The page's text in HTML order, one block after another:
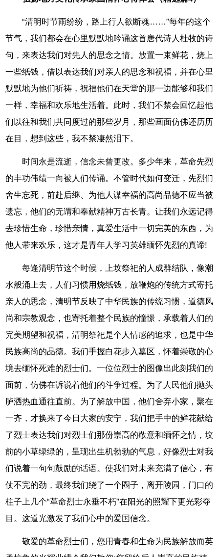
“清明时节雨纷纷，路上行人欲断魂……”每年的这个
节气，我们都会在心里默默地吟诵这首唐代诗人杜牧的诗
句，来表达我们对先人的思念之情。放置一束鲜花，烧上
一些纸钱，借以表达我们对亲人的思念和祝福，并在心里
默默地为他们祈祷，祝福他们在天堂的那一边能够和我们
一样，幸福和欢乐地生活着。此时，我们不禁会回忆起他
们以往和我们共同度过的那些岁月，那些画面仿佛还历历
在目，想到这些，我不禁凄然泪下。
时间永是流逝，信念未曾更改。多少年来，革命先烈
的丰功伟绩一向被人们传诵。不管时代如何变迁，先烈们
舍生忘死，前赴后继、为他人谋幸福的高尚品德不应当被
遗忘，他们的无谓和奉献精神万古长青。让我们永远记得
去珍惜生命，珍惜亲情，真爱生活中一切完美的东西，为
他人带来欢乐，这才是青年人学习英雄缅怀先烈的真谛!
每逢清明节这个时候，上坟祭祀的人成群结队，像潮
水般涌上去，人们习惯用烧纸钱，放鞭炮的传统方式寄托
亲人的思念，清明节反映了中华民族的传统习惯，道德风
尚和宗教观念，也寄托着整个民族的憧憬，承载着人们的
完美期望和祝福，清明祭祀是个人情感的追求，也是中华
民族高尚的品德。我们手握白花步入墓区，怀着崇敬的心
境去缅怀死难的烈士们。一位位烈士的图像出此刻我们的
面前，仿佛在诉说着他们的斗争过程。为了人民他们抛头
胪洒热血通往直前。为了解放中国，他们舍弃小家，聚在
一齐，才换来了今日大家的安宁，我们把手中的鲜花献给
了烈士表达我们对烈士们那份崇高的敬意和缅怀之情，坟
前的小草绿绿的，呈现出生机勃勃的气息，好像烈士对我
们说着一句句鼓励的话语。使我们对未来充满了信心，有
仗不完的劲，最终我们绕了一个圈子，离开陵园，门口的
柱子上几个“革命烈士永垂不朽”在阳光的照耀下更光彩夺
目。这道光激发了我们心中的爱国信念。
敬爱的革命烈士们，您用青春和生命为民族解放而英